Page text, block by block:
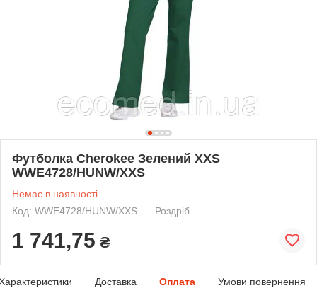
Футболка Cherokee Зелений XXS
WWE4728/HUNW/XXS
Немає в наявності
Код: WWE4728/HUNW/XXS
Роздріб
1 741,75 ₴
Доставка Оплата Умови повернення